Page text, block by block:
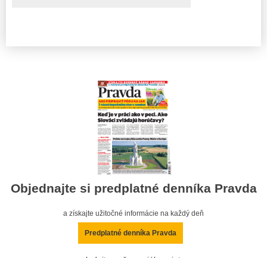
Objednajte si predplatné denníka Pravda
a získajte užitočné informácie na každý deň
Predplatné denníka Pravda